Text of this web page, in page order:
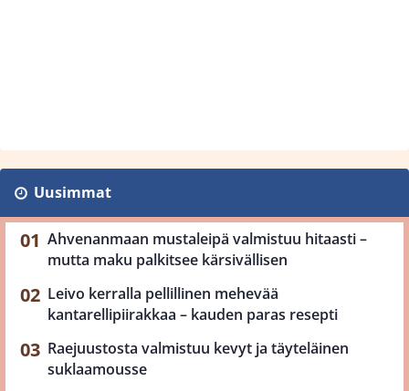
Uusimmat
Ahvenanmaan mustaleipä valmistuu hitaasti –
mutta maku palkitsee kärsivällisen
Leivo kerralla pellillinen mehevää
kantarellipiirakkaa – kauden paras resepti
Raejuustosta valmistuu kevyt ja täyteläinen
suklaamousse